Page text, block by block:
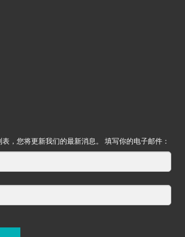
，您将更新我们的最新消息。 填写你的电子邮件：